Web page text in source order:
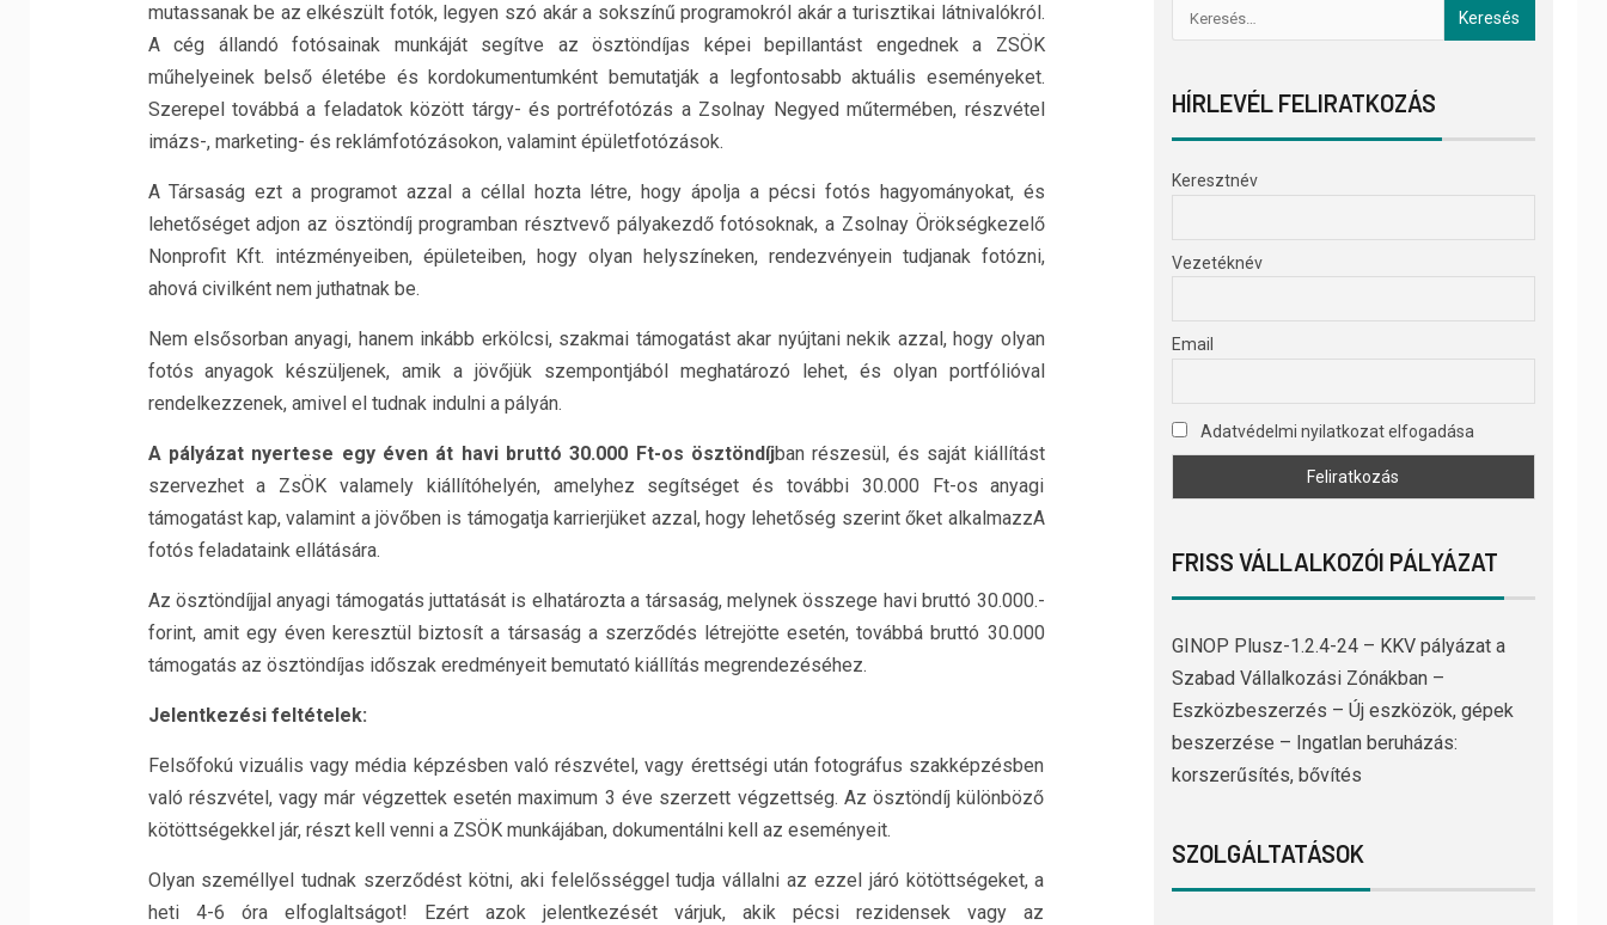
mutassanak be az elkészült fotók, legyen szó akár a sokszínű programokról akár a turisztikai látnivalókról.
A cég állandó fotósainak munkáját segítve az ösztöndíjas képei bepillantást engednek a ZSÖK
műhelyeinek belső életébe és kordokumentumként bemutatják a legfontosabb aktuális eseményeket.
Szerepel továbbá a feladatok között tárgy- és portréfotózás a Zsolnay Negyed műtermében, részvétel
imázs-, marketing- és reklámfotózásokon, valamint épületfotózások.
A Társaság ezt a programot azzal a céllal hozta létre, hogy ápolja a pécsi fotós hagyományokat, és
lehetőséget adjon az ösztöndíj programban résztvevő pályakezdő fotósoknak, a Zsolnay Örökségkezelő
Nonprofit Kft. intézményeiben, épületeiben, hogy olyan helyszíneken, rendezvényein tudjanak fotózni,
ahová civilként nem juthatnak be.
Nem elsősorban anyagi, hanem inkább erkölcsi, szakmai támogatást akar nyújtani nekik azzal, hogy olyan
fotós anyagok készüljenek, amik a jövőjük szempontjából meghatározó lehet, és olyan portfólióval
rendelkezzenek, amivel el tudnak indulni a pályán.
A pályázat nyertese egy éven át havi bruttó 30.000 Ft-os ösztöndíjban részesül, és saját kiállítást
szervezhet a ZsÖK valamely kiállítóhelyén, amelyhez segítséget és további 30.000 Ft-os anyagi
támogatást kap, valamint a jövőben is támogatja karrierjüket azzal, hogy lehetőség szerint őket alkalmazzA
fotós feladataink ellátására.
Az ösztöndíjjal anyagi támogatás juttatását is elhatározta a társaság, melynek összege havi bruttó 30.000.-
forint, amit egy éven keresztül biztosít a társaság a szerződés létrejötte esetén, továbbá bruttó 30.000
támogatás az ösztöndíjas időszak eredményeit bemutató kiállítás megrendezéséhez.
Jelentkezési feltételek:
Felsőfokú vizuális vagy média képzésben való részvétel, vagy érettségi után fotográfus szakképzésben
való részvétel, vagy már végzettek esetén maximum 3 éve szerzett végzettség. Az ösztöndíj különböző
kötöttségekkel jár, részt kell venni a ZSÖK munkájában, dokumentálni kell az eseményeit.
Olyan személlyel tudnak szerződést kötni, aki felelősséggel tudja vállalni az ezzel járó kötöttségeket, a
heti 4-6 óra elfoglaltságot! Ezért azok jelentkezését várjuk, akik pécsi rezidensek vagy az
HÍRLEVÉL FELIRATKOZÁS
Keresztnév
Vezetéknév
Email
Adatvédelmi nyilatkozat elfogadása
FRISS VÁLLALKOZÓI PÁLYÁZAT
GINOP Plusz-1.2.4-24 – KKV pályázat a
Szabad Vállalkozási Zónákban –
Eszközbeszerzés – Új eszközök, gépek
beszerzése – Ingatlan beruházás:
korszerűsítés, bővítés
SZOLGÁLTATÁSOK